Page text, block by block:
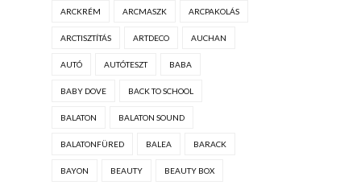
ARCKRÉM ARCMASZK ARCPAKOLÁS
ARCTISZTÍTÁS ARTDECO AUCHAN
AUTÓ AUTÓTESZT BABA
BABY DOVE BACK TO SCHOOL
BALATON BALATON SOUND
BALATONFÜRED BALEA BARACK
BAYON BEAUTY BEAUTY BOX